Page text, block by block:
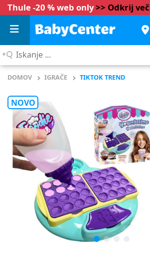
Thule -20 % web only>> Odkrij več
Iskanje
DOMOV IGRAČE TIKTOK TREND
NOVO